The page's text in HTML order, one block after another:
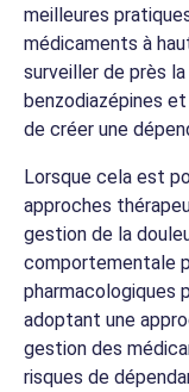
meilleures
médicaments à
surveiller de près
benzodiazépines
de créer une
Lorsque cela est
approches
gestion de la
comportementale
pharmacologiques
adoptant une
gestion des
risques de